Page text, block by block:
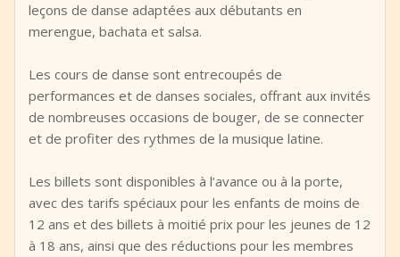
leçons de danse adaptées aux débutants en
merengue, bachata et salsa.
Les cours de danse sont entrecoupés de
performances et de danses sociales, offrant aux invités
de nombreuses occasions de bouger, de se connecter
et de profiter des rythmes de la musique latine.
Les billets sont disponibles à l’avance ou à la porte,
avec des tarifs spéciaux pour les enfants de moins de
12 ans et des billets à moitié prix pour les jeunes de 12
à 18 ans, ainsi que des réductions pour les membres